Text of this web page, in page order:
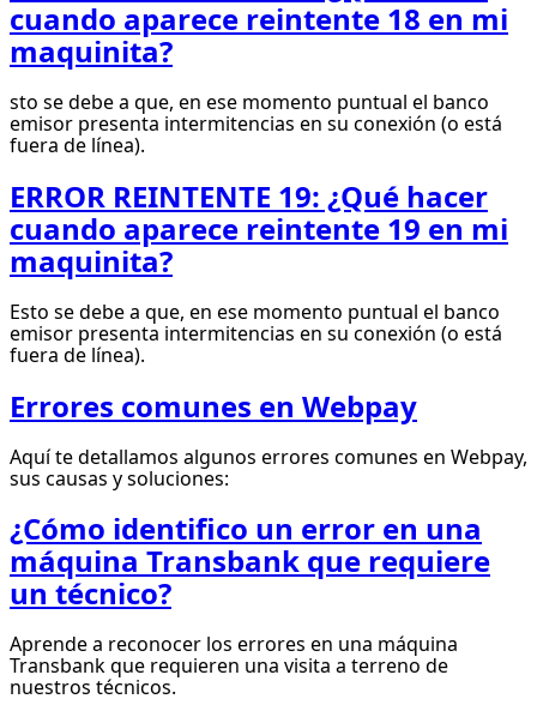
cuando aparece reintente 18 en mi
maquinita?
sto se debe a que, en ese momento puntual el banco
emisor presenta intermitencias en su conexión (o está
fuera de línea).
ERROR REINTENTE 19: ¿Qué hacer
cuando aparece reintente 19 en mi
maquinita?
Esto se debe a que, en ese momento puntual el banco
emisor presenta intermitencias en su conexión (o está
fuera de línea).
Errores comunes en Webpay
Aquí te detallamos algunos errores comunes en Webpay,
sus causas y soluciones:
¿Cómo identifico un error en una
máquina Transbank que requiere
un técnico?
Aprende a reconocer los errores en una máquina
Transbank que requieren una visita a terreno de
nuestros técnicos.